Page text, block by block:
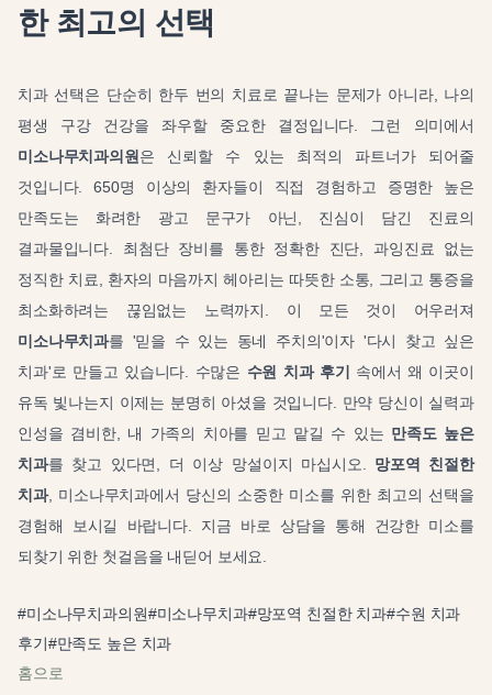
한 최고의 선택
치과 선택은 단순히 한두 번의 치료로 끝나는 문제가 아니라, 나의
평생 구강 건강을 좌우할 중요한 결정입니다. 그런 의미에서
미소나무치과의원 은 신뢰할 수 있는 최적의 파트너가 되어줄
것입니다. 650명 이상의 환자들이 직접 경험하고 증명한 높은
만족도는 화려한 광고 문구가 아닌, 진심이 담긴 진료의
결과물입니다. 최첨단 장비를 통한 정확한 진단, 과잉진료 없는
정직한 치료, 환자의 마음까지 헤아리는 따뜻한 소통, 그리고 통증을
최소화하려는 끊임없는 노력까지. 이 모든 것이 어우러져
미소나무치과를 '믿을 수 있는 동네 주치의'이자 '다시 찾고 싶은
치과'로 만들고 있습니다. 수많은 수원 치과 후기
속에서 왜 이곳이
유독 빛나는지 이제는 분명히 아셨을 것입니다. 만약 당신이 실력과
인성을 겸비한, 내 가족의 치아를 믿고 맡길 수 있는 만족도 높은
치과를 찾고 있다면, 더 이상 망설이지 마십시오. 망포역 친절한
치과, 미소나무치과에서 당신의 소중한 미소를 위한 최고의 선택을
경험해 보시길 바랍니다. 지금 바로 상담을 통해 건강한 미소를
되찾기 위한 첫걸음을 내딛어 보세요.
#미소나무치과의원#미소나무치과#망포역 친절한 치과#수원 치과
후기#만족도 높은 치과
홈으로